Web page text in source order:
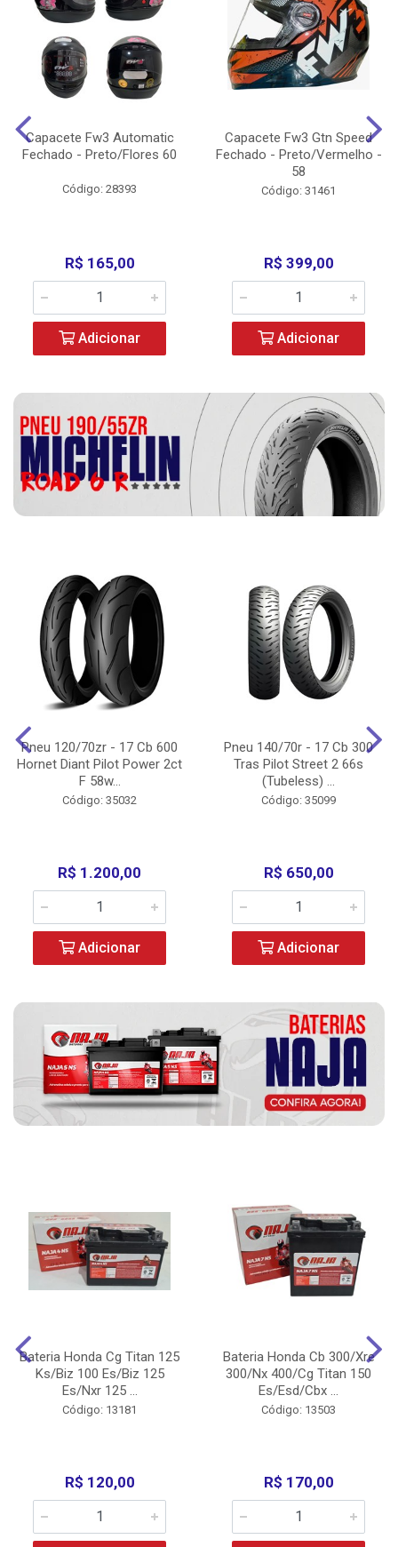
Capacete Fw3 Automatic
Fechado - Preto/Flores 60
Código: 28393
R$ 165,00
Adicionar
Capacete Fw3 Gtn Speed
Fechado - Preto/Vermelho -
58
Código: 31461
R$ 399,00
Adicionar
Pneu 120/70zr - 17 Cb 600
Hornet Diant Pilot Power 2ct
F 58w...
Código: 35032
R$ 1.200,00
Adicionar
Pneu 140/70r - 17 Cb 300
Tras Pilot Street 2 66s
(Tubeless) ...
Código: 35099
R$ 650,00
Adicionar
Bateria Honda Cg Titan 125
Ks/Biz 100 Es/Biz 125
Es/Nxr 125 ...
Código: 13181
R$ 120,00
Bateria Honda Cb 300/Xre
300/Nx 400/Cg Titan 150
Es/Esd/Cbx ...
Código: 13503
R$ 170,00